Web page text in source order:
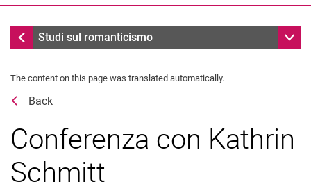
Search (opens an external link in a
Date Studi sul romanticismo Sub
The content on this page was translated automatically.
Back
Conferenza con Kathrin
Schmitt